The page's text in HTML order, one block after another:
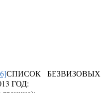
СПИСОК БЕЗВИЗОВЫХ
ГОД: